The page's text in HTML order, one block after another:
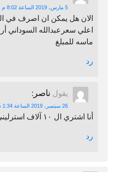
5 مارس، 2019 الساعة 8:02 م
الان هل يمكن ان اصرف في
اعلي سعرعبدالله السوداني
ماسه للمبلغ
رد
يقول ناصر :
26 سبتمبر، 2019 الساعة 1:34 ص
أنا اشتري ال ١٠ آلاف استرليني
رد